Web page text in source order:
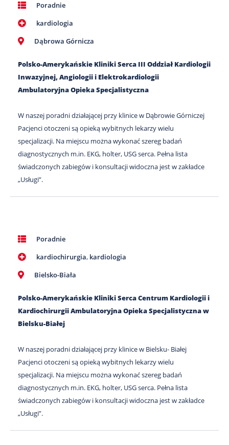
Poradnie
kardiologia
Dąbrowa Górnicza
Polsko-Amerykańskie Kliniki Serca III Oddział Kardiologii
Inwazyjnej, Angiologii i Elektrokardiologii
Ambulatoryjna Opieka Specjalistyczna
W naszej poradni działającej przy klinice w Dąbrowie Górniczej
Pacjenci otoczeni są opieką wybitnych lekarzy wielu
specjalizacji. Na miejscu można wykonać szereg badań
diagnostycznych m.in. EKG, holter, USG serca. Pełna lista
świadczonych zabiegów i konsultacji widoczna jest w zakładce
„Usługi”.
Poradnie
kardiochirurgia, kardiologia
Bielsko-Biała
Polsko-Amerykańskie Kliniki Serca Centrum Kardiologii i
Kardiochirurgii Ambulatoryjna Opieka Specjalistyczna w
Bielsku-Białej
W naszej poradni działającej przy klinice w Bielsku- Białej
Pacjenci otoczeni są opieką wybitnych lekarzy wielu
specjalizacji. Na miejscu można wykonać szereg badań
diagnostycznych m.in. EKG, holter, USG serca. Pełna lista
świadczonych zabiegów i konsultacji widoczna jest w zakładce
„Usługi”.